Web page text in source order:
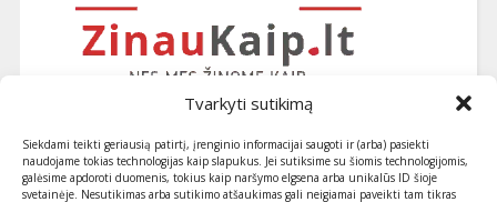
Tvarkyti sutikimą
Siekdami teikti geriausią patirtį, įrenginio informacijai saugoti ir (arba) pasiekti
naudojame tokias technologijas kaip slapukus. Jei sutiksime su šiomis technologijomis,
galėsime apdoroti duomenis, tokius kaip naršymo elgsena arba unikalūs ID šioje
svetainėje. Nesutikimas arba sutikimo atšaukimas gali neigiamai paveikti tam tikras